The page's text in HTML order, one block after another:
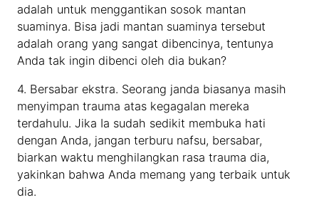
adalah untuk menggantikan sosok mantan
suaminya. Bisa jadi mantan suaminya tersebut
adalah orang yang sangat dibencinya, tentunya
Anda tak ingin dibenci oleh dia bukan?
4. Bersabar ekstra. Seorang janda biasanya masih
menyimpan trauma atas kegagalan mereka
terdahulu. Jika Ia sudah sedikit membuka hati
dengan Anda, jangan terburu nafsu, bersabar,
biarkan waktu menghilangkan rasa trauma dia,
yakinkan bahwa Anda memang yang terbaik untuk
dia.